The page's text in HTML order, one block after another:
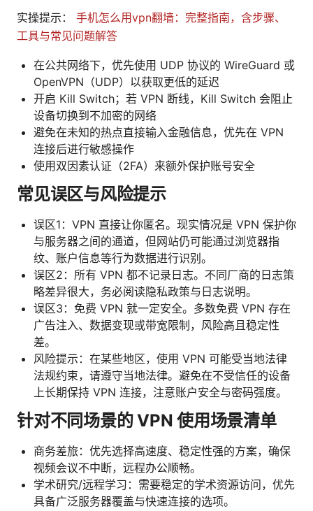
实操提示： 手机怎么用vpn翻墙：完整指南，含步骤、
工具与常见问题解答
在公共网络下，优先使用 UDP 协议的 WireGuard 或
OpenVPN（UDP）以获取更低的延迟
开启 Kill Switch；若 VPN 断线，Kill Switch 会阻止
设备切换到不加密的网络
避免在未知的热点直接输入金融信息，优先在 VPN
连接后进行敏感操作
使用双因素认证（2FA）来额外保护账号安全
常见误区与风险提示
误区1：VPN 直接让你匿名。现实情况是 VPN 保护你
与服务器之间的通道，但网站仍可能通过浏览器指
纹、账户信息等行为数据进行识别。
误区2：所有 VPN 都不记录日志。不同厂商的日志策
略差异很大，务必阅读隐私政策与日志说明。
误区3：免费 VPN 就一定安全。多数免费 VPN 存在
广告注入、数据变现或带宽限制，风险高且稳定性
差。
风险提示：在某些地区，使用 VPN 可能受当地法律
法规约束，请遵守当地法律。避免在不受信任的设备
上长期保持 VPN 连接，注意账户安全与密码强度。
针对不同场景的 VPN 使用场景清单
商务差旅：优先选择高速度、稳定性强的方案，确保
视频会议不中断，远程办公顺畅。
学术研究/远程学习：需要稳定的学术资源访问，优先
具备广泛服务器覆盖与快速连接的选项。